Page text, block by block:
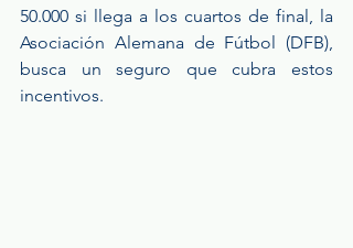
50.000 si llega a los cuartos de final, la
Asociación Alemana de Fútbol (DFB),
busca un seguro que cubra estos
incentivos.